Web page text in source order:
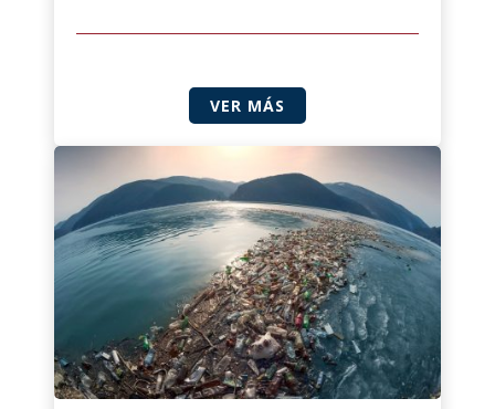
VER MÁS